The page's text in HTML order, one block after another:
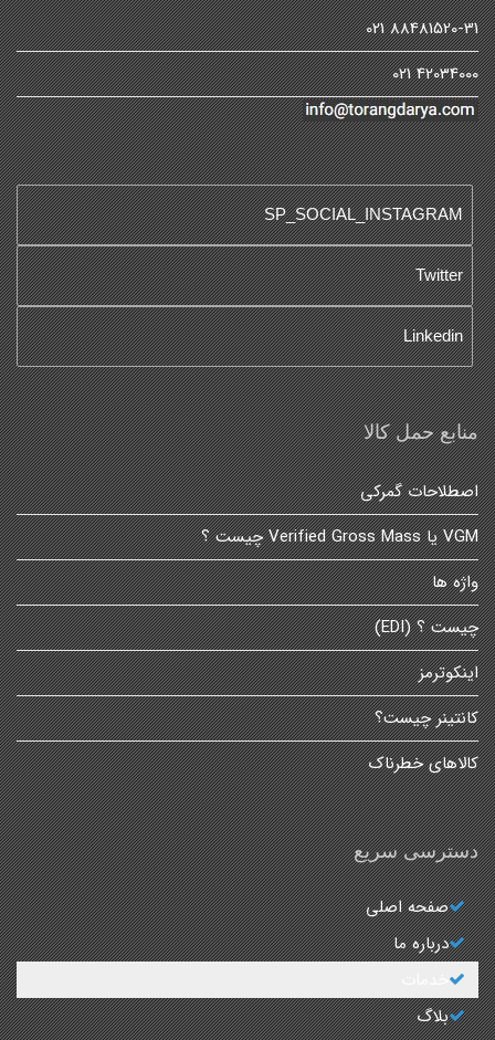
88481520-31 021
42034000 021
SP_SOCIAL_INSTAGRAM
Twitter
Linkedin
منابع حمل کالا
اصطلاحات گمرکی
VGM یا Verified Gross Mass چیست ؟
واژه ها
چیست ؟ (EDI)
اینکوترمز
کانتینر چیست؟
کالاهای خطرناک
دسترسی سریع
صفحه اصلی
درباره ما
بلاگ